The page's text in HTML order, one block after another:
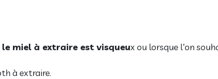
miel à extraire est visqueux ou lorsque l'on
à extraire.